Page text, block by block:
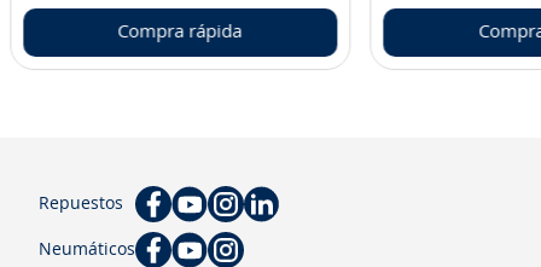
Compra rápida
Repuestos
Neumáticos